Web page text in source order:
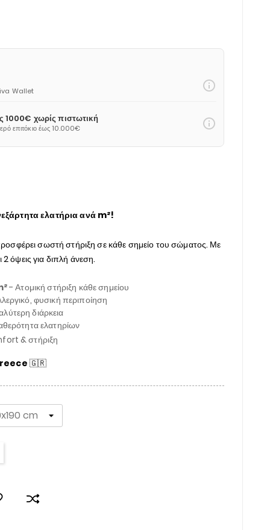
Wallet info_outline
1000€ χωρίς πιστωτική
επιτόκιο έως 10.000€ info_outline
ελατήρια ανά m²!
σωστή στήριξη σε κάθε σημείο του σώματος. Με
για διπλή άνεση.
- Ατομική στήριξη κάθε σημείου
φυσική περιποίηση
διάρκεια
ελατηρίων
& στήριξη
🇬🇷